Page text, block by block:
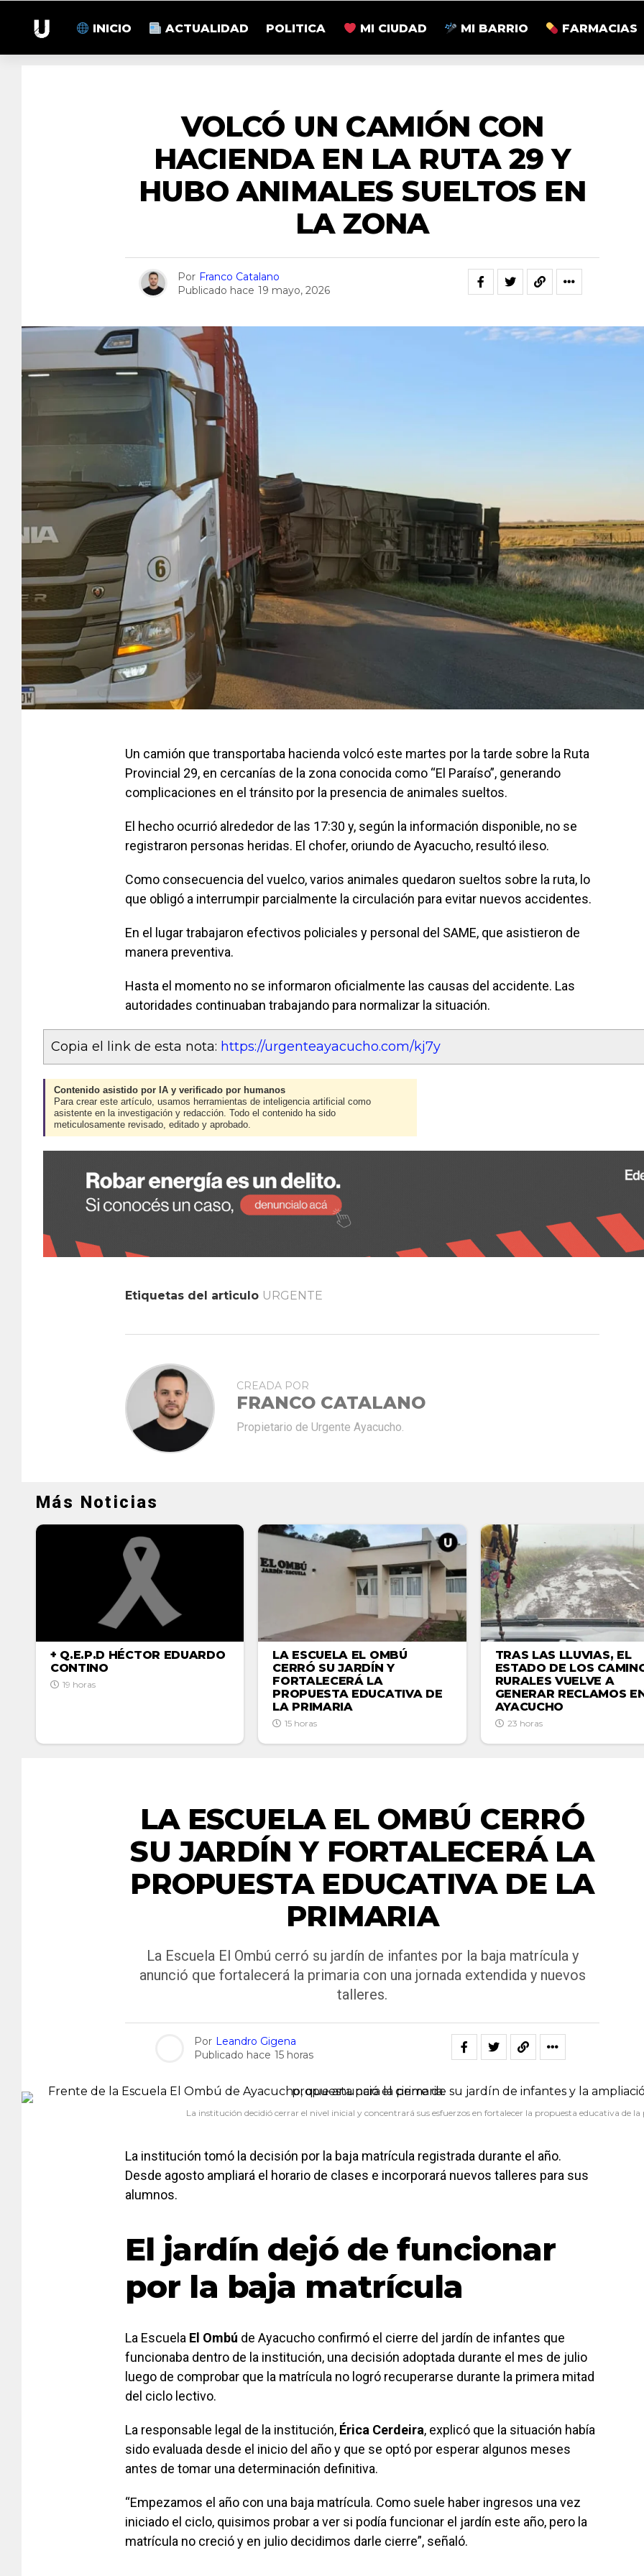
INICIO ACTUALIDAD POLITICA MI CIUDAD MI BARRIO FARMACIAS
VOLCÓ UN CAMIÓN CON
HACIENDA EN LA RUTA 29 Y
HUBO ANIMALES SUELTOS EN
LA ZONA
Por Franco Catalano
Publicado hace 19 mayo, 2026
Un camión que transportaba hacienda volcó este martes por la tarde sobre la Ruta
Provincial 29, en cercanías de la zona conocida como “El Paraíso”, generando
complicaciones en el tránsito por la presencia de animales sueltos.
El hecho ocurrió alrededor de las 17:30 y, según la información disponible, no se
registraron personas heridas. El chofer, oriundo de Ayacucho, resultó ileso.
Como consecuencia del vuelco, varios animales quedaron sueltos sobre la ruta, lo
que obligó a interrumpir parcialmente la circulación para evitar nuevos accidentes.
En el lugar trabajaron efectivos policiales y personal del SAME, que asistieron de
manera preventiva.
Hasta el momento no se informaron oficialmente las causas del accidente. Las
autoridades continuaban trabajando para normalizar la situación.
Copia el link de esta nota: https://urgenteayacucho.com/kj7y
Contenido asistido por IA y verificado por humanos
Para crear este artículo, usamos herramientas de inteligencia artificial como
asistente en la investigación y redacción. Todo el contenido ha sido
meticulosamente revisado, editado y aprobado.
Etiquetas del articulo URGENTE
CREADA POR
FRANCO CATALANO
Propietario de Urgente Ayacucho.
Más Noticias
+ Q.E.P.D HÉCTOR EDUARDO
CONTINO
19 horas
LA ESCUELA EL OMBÚ
CERRÓ SU JARDÍN Y
FORTALECERÁ LA
PROPUESTA EDUCATIVA DE
LA PRIMARIA
15 horas
TRAS LAS LLUVIAS, EL
ESTADO DE LOS
RURALES VUELVE A
GENERAR RECLAMOS
AYACUCHO
23 horas
LA ESCUELA EL OMBÚ CERRÓ
SU JARDÍN Y FORTALECERÁ LA
PROPUESTA EDUCATIVA DE LA
PRIMARIA
La Escuela El Ombú cerró su jardín de infantes por la baja matrícula y
anunció que fortalecerá la primaria con una jornada extendida y nuevos
talleres.
Por Leandro Gigena
Publicado hace 15 horas
La institución decidió cerrar el nivel inicial y concentrará sus esfuerzos en fortalecer la propuesta educativa de
La institución tomó la decisión por la baja matrícula registrada durante el año.
Desde agosto ampliará el horario de clases e incorporará nuevos talleres para sus
alumnos.
El jardín dejó de funcionar
por la baja matrícula
La Escuela El Ombú de Ayacucho confirmó el cierre del jardín de infantes que
funcionaba dentro de la institución, una decisión adoptada durante el mes de julio
luego de comprobar que la matrícula no logró recuperarse durante la primera mitad
del ciclo lectivo.
La responsable legal de la institución, Érica Cerdeira, explicó que la situación había
sido evaluada desde el inicio del año y que se optó por esperar algunos meses
antes de tomar una determinación definitiva.
“Empezamos el año con una baja matrícula. Como suele haber ingresos una vez
iniciado el ciclo, quisimos probar a ver si podía funcionar el jardín este año, pero la
matrícula no creció y en julio decidimos darle cierre”, señaló.